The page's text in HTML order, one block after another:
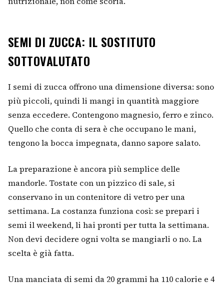
SEMI DI ZUCCA: IL SOSTITUTO
SOTTOVALUTATO
I semi di zucca offrono una dimensione diversa: sono
più piccoli, quindi li mangi in quantità maggiore
senza eccedere. Contengono magnesio, ferro e zinco.
Quello che conta di sera è che occupano le mani,
tengono la bocca impegnata, danno sapore salato.
La preparazione è ancora più semplice delle
mandorle. Tostate con un pizzico di sale, si
conservano in un contenitore di vetro per una
settimana. La costanza funziona così: se prepari i
semi il weekend, li hai pronti per tutta la settimana.
Non devi decidere ogni volta se mangiarli o no. La
scelta è già fatta.
Una manciata di semi da 20 grammi ha 110 calorie e 4